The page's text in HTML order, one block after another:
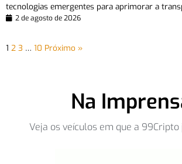
tecnologias emergentes para aprimorar a
2 de agosto de 2026
1 2 3 … 10 Próximo »
Na
Veja os veículos em que a 99Cripto